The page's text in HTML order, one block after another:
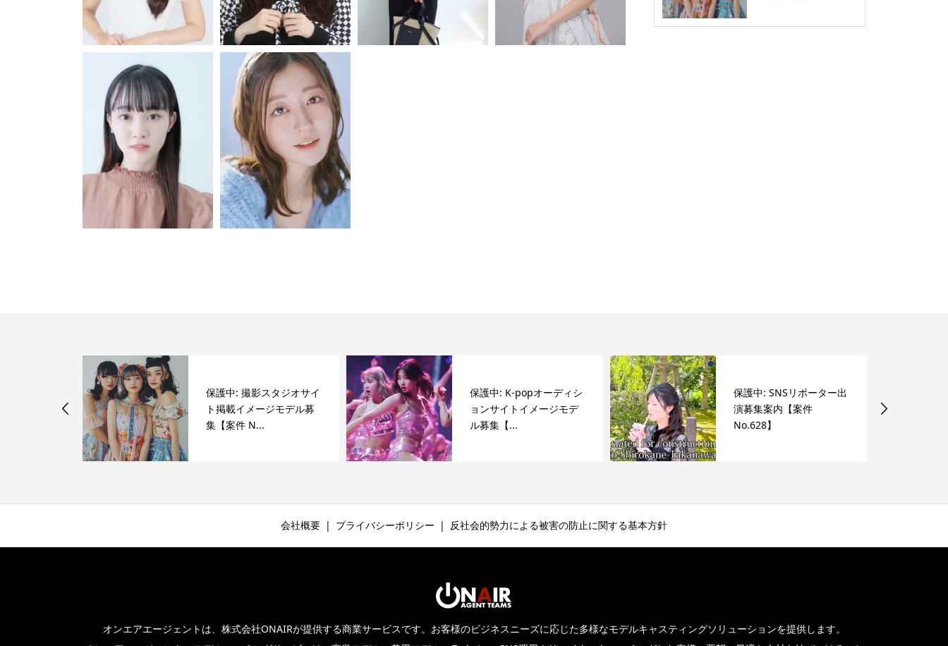
保護中: 撮影スタジオサイ
ト掲載イメージモデル募
集【案件 N...
保護中: K-popオーディシ
ョンサイトイメージモデ
ル募集【...
保護中: SNSリポーター出
演募集案内【案件
No.628】
会社概要 プライバシーポリシー 反社会的勢力による被害の防止に関する基本方針
オンエアエージェントは、株式会社ONAIRが提供する商業サービスです。お客様のビジネスニーズに応じた多様なモデルキャスティングソリューションを提供します。